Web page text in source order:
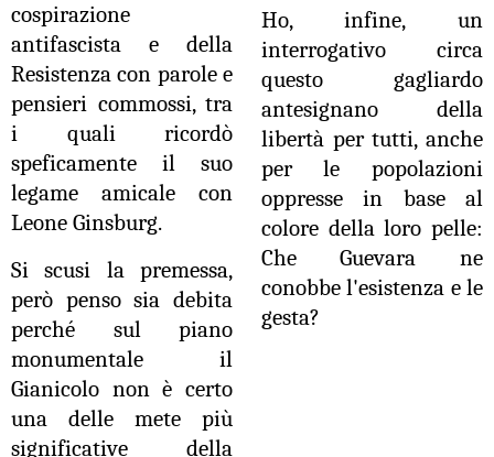
cospirazione
antifascista e della
Resistenza con parole e
pensieri commossi, tra
i quali ricordò
speficamente il suo
legame amicale con
Leone Ginsburg.
Si scusi la premessa,
però penso sia debita
perché sul piano
monumentale il
Gianicolo non è certo
una delle mete più
significative della
Ho, infine, un
interrogativo circa
questo gagliardo
antesignano della
libertà per tutti, anche
per le popolazioni
oppresse in base al
colore della loro pelle:
Che Guevara ne
conobbe l'esistenza e le
gesta?